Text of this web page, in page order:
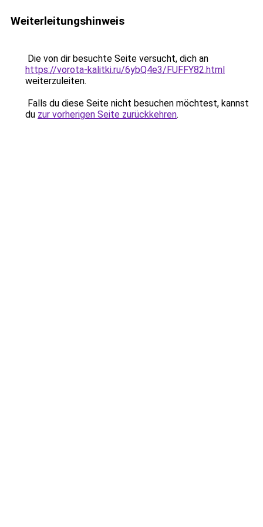
Weiterleitungshinweis
Die von dir besuchte Seite versucht, dich an
https://vorota-kalitki.ru/6ybQ4e3/FUFFY82.html
weiterzuleiten.
Falls du diese Seite nicht besuchen möchtest, kannst
du zur vorherigen Seite zurückkehren.